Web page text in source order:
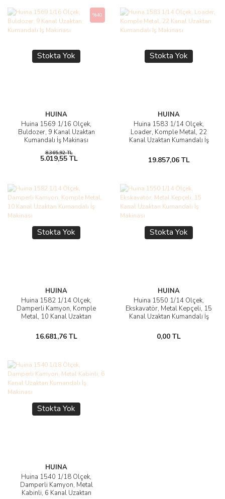
Stokta Yok
HUINA
Huina 1569 1/16 Ölçek,
Buldozer, 9 Kanal Uzaktan
Kumandalı İş Makinası
%40
8.365,92 TL
5.019,55 TL
Stokta Yok
HUINA
Huina 1583 1/14 Ölçek,
Loader, Komple Metal, 22
Kanal Uzaktan Kumandalı İş
19.857,06 TL
Stokta Yok
HUINA
Huina 1582 1/14 Ölçek,
Damperli Kamyon, Komple
Metal, 10 Kanal Uzaktan
16.681,76 TL
Stokta Yok
HUINA
Huina 1550 1/14 Ölçek,
Ekskavatör, Metal Kepçeli, 15
Kanal Uzaktan Kumandalı İş
0,00 TL
Stokta Yok
HUINA
Huina 1540 1/18 Ölçek,
Damperli Kamyon, Metal
Kabinli, 6 Kanal Uzaktan